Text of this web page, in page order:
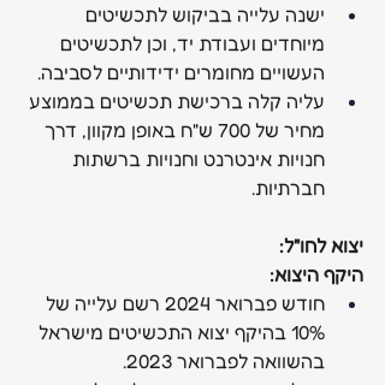
ישנה עלייה בביקוש לתכשיטים
מיוחדים ועבודת יד, וכן לתכשיטים
העשויים מחומרים ידידותיים לסביבה.
עליה קלה ברכישת תכשיטים בממוצע
מחיר של 700 ש"ח באופן מקוון, דרך
חנויות אינטרנט וחנויות ברשתות
חברתיות.
יצוא לחו"ל:
היקף היצוא:
חודש פברואר 2024 רשם עלייה של
10% בהיקף יצוא התכשיטים מישראל
בהשוואה לפברואר 2023.